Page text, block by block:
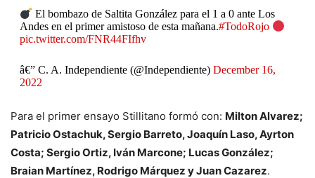
El bombazo de Saltita González para el 1 a 0 ante Los
Andes en el primer amistoso de esta mañana.#TodoRojo
pic.twitter.com/FNR44FIfhv
â€” C. A. Independiente (@Independiente) December 16,
2022
Para el primer ensayo Stillitano formó con: Milton Alvarez;
Patricio Ostachuk, Sergio Barreto, Joaquín Laso, Ayrton
Costa; Sergio Ortiz, Iván Marcone; Lucas González;
Braian Martínez, Rodrigo Márquez y Juan Cazarez.